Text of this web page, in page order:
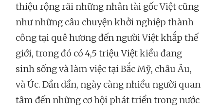
thiệu rộng rãi những nhân tài gốc Việt cũng
như những câu chuyện khởi nghiệp thành
công tại quê hương đến người Việt khắp thế
giới, trong đó có 4,5 triệu Việt kiều đang
sinh sống và làm việc tại Bắc Mỹ, châu Âu,
và Úc. Dần dần, ngày càng nhiều người quan
tâm đến những cơ hội phát triển trong nước